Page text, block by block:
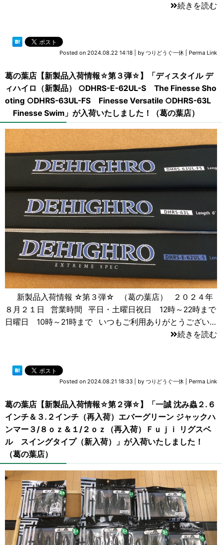
続きを読む
Posted on 2024.08.22 14:18 by つりどうぐ一休 Perma Link
葛の葉店【新製品入荷情報☆第３弾☆】「ディスタイル デ
ィハイロ（新製品） ○DHRS-E-62UL-S The Finesse Sho
oting ○DHRS-63UL-FS Finesse Versatile ○DHRS-63L
Finesse Swim」が入荷いたしました！（葛の葉店）
新製品入荷情報 ☆第３弾☆ （葛の葉店） ２０２４年
８月２１日 営業時間 平日・土曜日祝日 12時～22時まで
日曜日 10時～21時まで いつもご利用ありがとうござい…
続きを読む
Posted on 2024.08.21 18:33 by つりどうぐ一休 Perma Link
葛の葉店【新製品入荷情報☆第２弾☆】「一誠 沈み蟲２.６
インチ＆３.２インチ（再入荷）エバーグリーン ジャックハ
ンマー３/８ｏｚ＆１/２ｏｚ（再入荷）Ｆｕｊｉ リグスベ
ル スイングタイプ（新入荷）」が入荷いたしました！
（葛の葉店）